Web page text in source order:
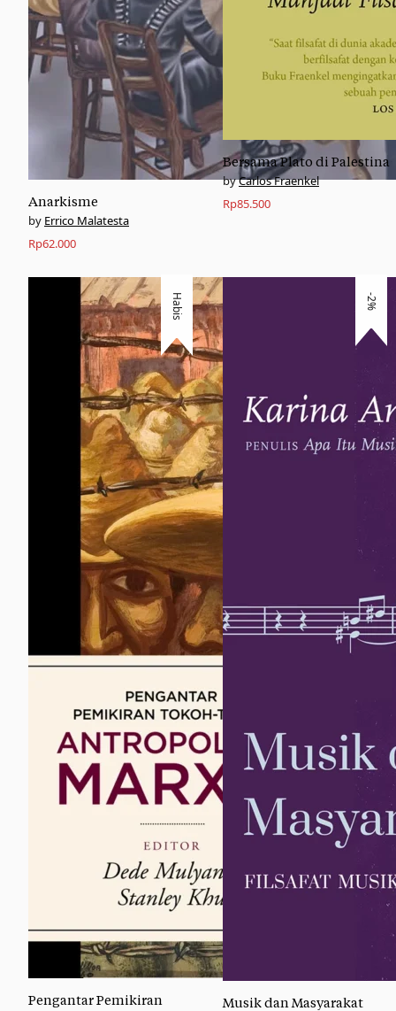
Anarkisme
Errico Malatesta
Rp62.000
Bersama Plato di Palestina
Carlos Fraenkel
Rp85.500
Habis
Pengantar Pemikiran
-2%
Musik dan Masyarakat